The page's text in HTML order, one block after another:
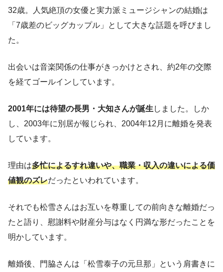
32歳。人気絶頂の女優と実力派ミュージシャンの結婚は
「7歳差のビッグカップル」として大きな話題を呼びまし
た。
出会いは音楽関係の仕事がきっかけとされ、約2年の交際
を経てゴールインしています。
2001年には待望の長男・大知さんが誕生 しました。しか
し、2003年に別居が報じられ、2004年12月に離婚を発表
しています。
理由は多忙によるすれ違いや、職業・収入の違いによる価
値観のズレだったといわれています。
それでも松雪さんはお互いを尊重しての前向きな離婚だっ
たと語り、慰謝料や財産分与はなく円満な形だったことを
明かしています。
離婚後、門脇さんは「松雪泰子の元旦那」という肩書きに